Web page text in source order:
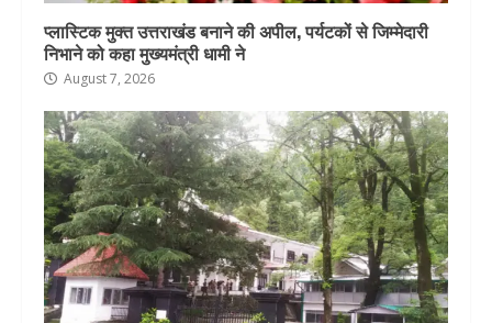
प्लास्टिक मुक्त उत्तराखंड बनाने की अपील, पर्यटकों से जिम्मेदारी
निभाने को कहा मुख्यमंत्री धामी ने
August 7, 2026